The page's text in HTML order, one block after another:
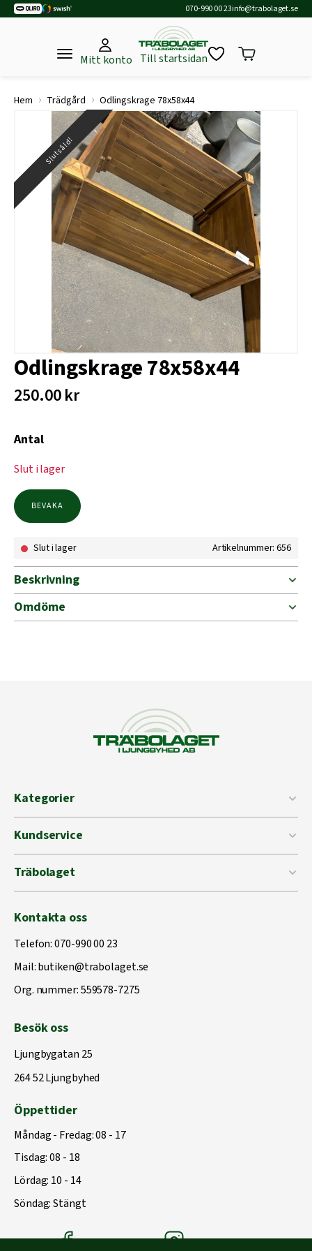
070-990 00 23info@trabolaget.se
Mitt konto Till startsidan
Hem › Trädgård › Odlingskrage 78x58x44
Slutsåld!
Odlingskrage 78x58x44
250.00kr
Antal
Slut i lager
BEVAKA
Slut i lager Artikelnummer: 656
Beskrivning
Omdöme
Kategorier
Kundservice
Träbolaget
Kontakta oss
Telefon:070-990 00 23
Mail:butiken@trabolaget.se
Org. nummer: 559578-7275
Besök oss
Ljungbygatan 25
264 52 Ljungbyhed
Öppettider
Måndag - Fredag: 08 - 17
Tisdag: 08 - 18
Lördag: 10 - 14
Söndag: Stängt